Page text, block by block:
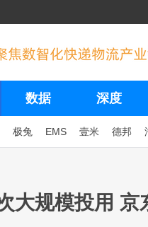
数据 深度
极兔 EMS 壹米 德邦
大规模投用